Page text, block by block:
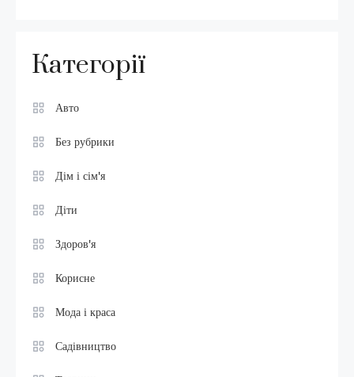
Категорії
Авто
Без рубрики
Дім і сім'я
Діти
Здоров'я
Корисне
Мода і краса
Садівництво